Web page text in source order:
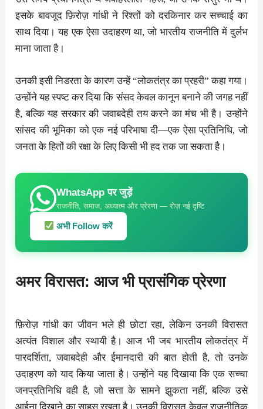
इसके बावजूद फ़िरोज़ गांधी ने रिश्तों को दरकिनार कर सच्चाई का
साथ दिया। यह एक ऐसा उदाहरण था, जो भारतीय राजनीति में दुर्लभ
माना जाता है।
उनकी इसी निडरता के कारण उन्हें “लोकतंत्र का प्रहरी” कहा गया।
उन्होंने यह स्पष्ट कर दिया कि संसद केवल कानून बनाने की जगह नहीं
है, बल्कि यह सरकार की जवाबदेही तय करने का मंच भी है। उन्होंने
सांसद की भूमिका को एक नई परिभाषा दी—एक ऐसा प्रतिनिधि, जो
जनता के हितों की रक्षा के लिए किसी भी हद तक जा सकता है।
WhatsApp पर जुड़ें
राजनीति, समाज, अध्यात्म और प्रेरणा — रोज़ नई दृष्टि
अभी Follow करें
अमर विरासत: आज भी प्रासंगिक प्रेरणा
फ़िरोज़ गांधी का जीवन भले ही छोटा रहा, लेकिन उनकी विरासत
अत्यंत विशाल और स्थायी है। आज भी जब भारतीय लोकतंत्र में
पारदर्शिता, जवाबदेही और ईमानदारी की बात होती है, तो उनके
उदाहरण को याद किया जाता है। उन्होंने यह दिखाया कि एक सच्चा
जनप्रतिनिधि वही है, जो सत्ता के सामने झुकता नहीं, बल्कि उसे